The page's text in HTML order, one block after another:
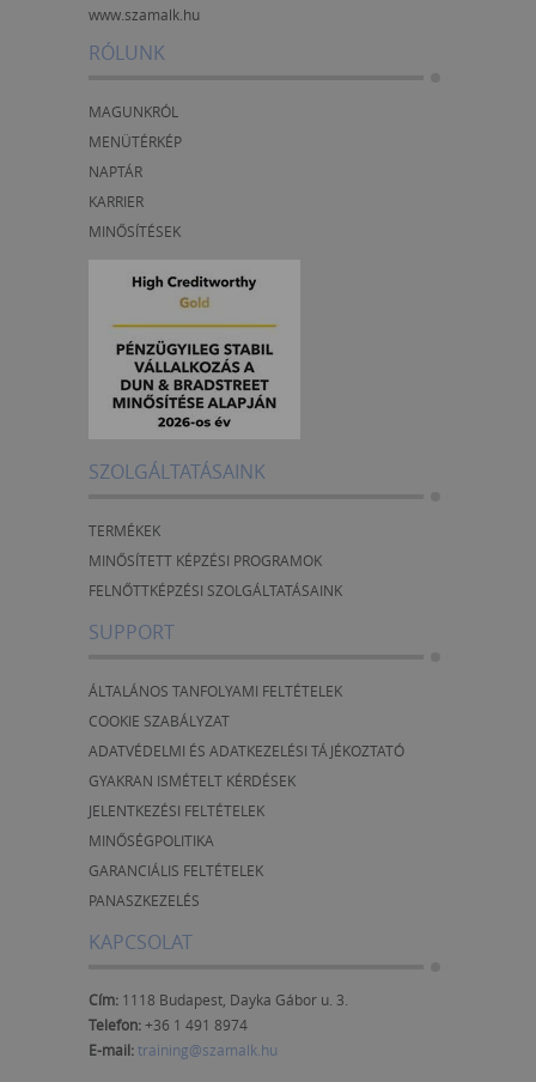
www.szamalk.hu
RÓLUNK
MAGUNKRÓL
MENÜTÉRKÉP
NAPTÁR
KARRIER
MINŐSÍTÉSEK
SZOLGÁLTATÁSAINK
TERMÉKEK
MINŐSÍTETT KÉPZÉSI PROGRAMOK
FELNŐTTKÉPZÉSI SZOLGÁLTATÁSAINK
SUPPORT
ÁLTALÁNOS TANFOLYAMI FELTÉTELEK
COOKIE SZABÁLYZAT
ADATVÉDELMI ÉS ADATKEZELÉSI TÁJÉKOZTATÓ
GYAKRAN ISMÉTELT KÉRDÉSEK
JELENTKEZÉSI FELTÉTELEK
MINŐSÉGPOLITIKA
GARANCIÁLIS FELTÉTELEK
PANASZKEZELÉS
KAPCSOLAT
Cím: 1118 Budapest, Dayka Gábor u. 3.
Telefon:+36 1 491 8974
E-mail:training@szamalk.hu